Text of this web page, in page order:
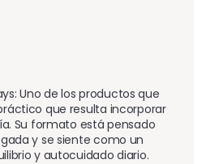
Uno de los productos que
que resulta incorporar
Su formato está pensado
y se siente como un
y autocuidado diario.